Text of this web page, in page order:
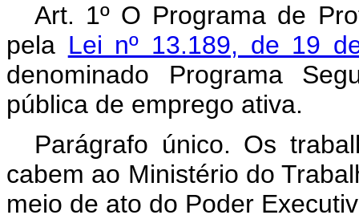
Art. 1º O Programa de
pela Lei nº 13.189, de 19
denominado Programa
pública de emprego ativa.
Parágrafo único. Os
cabem ao Ministério do
meio de ato do Poder